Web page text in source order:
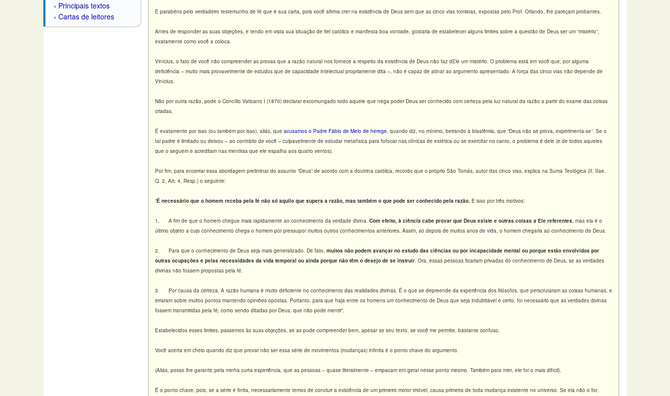
Principais textos
Cartas de leitores
E parabéns pelo verdadeiro testemunho de fé que é sua carta, pois você afirma crer na existência de Deus sem que as cinco vias tomistas, expostas pelo Prof. Orlando, lhe pareçam probantes.
Antes de responder as suas objeções, e tendo em vista sua situação de fiel católico e manifesta boa vontade, gostaria de estabelecer alguns limites sobre a questão de Deus ser um “mistério”,
exatamente como você a coloca.
Vinícius, o fato de você não compreender as provas que a razão natural nos fornece a respeito da existência de Deus não faz dEle um mistério. O problema está em você que, por alguma
deficiência – muito mais provavelmente de estudos que de capacidade intelectual propriamente dita –, não é capaz de atinar ao argumento apresentado. A força das cinco vias não depende de
Vinícius.
Não por outra razão, pode o Concílio Vaticano I (1870) declarar excomungado todo aquele que nega poder Deus ser conhecido com certeza pela luz natural da razão a partir do exame das coisas
criadas.
É exatamente por isso (ou também por isso), aliás, que acusamos o Padre Fábio de Melo de herege, quando diz, no mínimo, beirando à blasfêmia, que “Deus não se prova, experimenta-se”. Se o
tal padre é limitado ou deixou – ao contrário de você – culpavelmente de estudar metafísica para fofocar nas clínicas de estética ou se exercitar no canto, o problema é dele (e de todos aqueles
que o seguem e acreditam nas mentiras que ele espalha aos quatro ventos).
Por fim, para encerrar essa abordagem preliminar do assunto “Deus” de acordo com a doutrina católica, recordo que o próprio São Tomás, autor das cinco vias, explica na Suma Teológica (II, IIae.
Q. 2, Art. 4, Resp.) o seguinte:
“É necessário que o homem receba pela fé não só aquilo que supera a razão, mas também o que pode ser conhecido pela razão. E isso por três motivos:
1. A fim de que o homem chegue mais rapidamente ao conhecimento da verdade divina. Com efeito, à ciência cabe provar que Deus existe e outras coisas a Ele referentes, mas ela é o
último objeto a cujo conhecimento chega o homem por pressupor muitos outros conhecimentos anteriores. Assim, só depois de muitos anos de vida, o homem chegaria ao conhecimento de Deus.
2. Para que o conhecimento de Deus seja mais generalizado. De fato, muitos não podem avançar no estudo das ciências ou por incapacidade mental ou porque estão envolvidos por
outras ocupações e pelas necessidades da vida temporal ou ainda porque não têm o desejo de se instruir. Ora, essas pessoas ficariam privadas do conhecimento de Deus, se as verdades
divinas não fossem propostas pela fé.
3. Por causa da certeza. A razão humana é muito deficiente no conhecimento das realidades divinas. É o que se depreende da experiência dos filósofos, que perscrutaram as coisas humanas, e
erraram sobre muitos pontos mantendo opiniões opostas. Portanto, para que haja entre os homens um conhecimento de Deus que seja indubitável e certo, foi necessário que as verdades divinas
fossem transmitidas pela fé, como sendo ditadas por Deus, que não pode mentir”.
Estabelecidos esses limites, passemos às suas objeções, se as pude compreender bem, apesar se seu texto, se você me permite, bastante confuso.
Você acerta em cheio quando diz que provar não ser essa série de movimentos (mudanças) infinita é o ponto chave do argumento.
(Aliás, posso lhe garantir, pela minha curta experiência, que as pessoas – quase literalmente – empacam em geral nesse ponto mesmo. Também para mim, ele foi o mais difícil).
É o ponto chave, pois, se a série é finita, necessariamente temos de concluir a existência de um primeiro motor imóvel, causa primeira de toda mudança existente no universo. Se ela não o for,